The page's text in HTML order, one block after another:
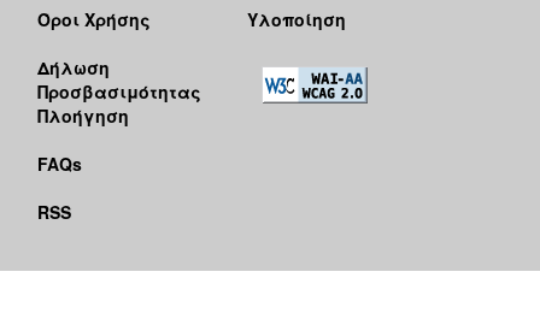
Όροι Χρήσης
Δήλωση
Προσβασιμότητας
Πλοήγηση
FAQs
RSS
Υλοποίηση